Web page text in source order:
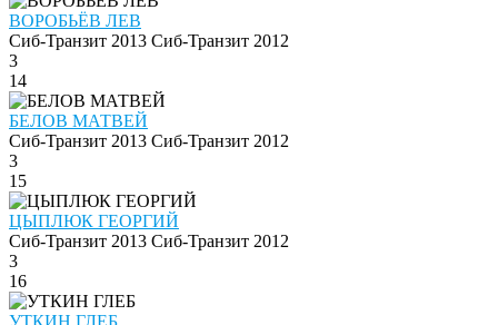
ВОРОБЬЁВ ЛЕВ
Сиб-Транзит 2013 Сиб-Транзит 2012
3
14
БЕЛОВ МАТВЕЙ
Сиб-Транзит 2013 Сиб-Транзит 2012
3
15
ЦЫПЛЮК ГЕОРГИЙ
Сиб-Транзит 2013 Сиб-Транзит 2012
3
16